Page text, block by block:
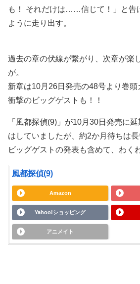
も！ それだけは……信じて！」と告
ように走り出す。
過去の章の伏線が繋がり、次章が楽
が。
新章は10月26日発売の48号より巻頭
衝撃のビッグゲストも！！
「風都探偵(9)」が10月30日発売に
はしていましたが、約2か月待ちは
ビッグゲストの発表も含めて、わく
風都探偵(9)
Amazon
Yahoo!ショッピング
アニメイト